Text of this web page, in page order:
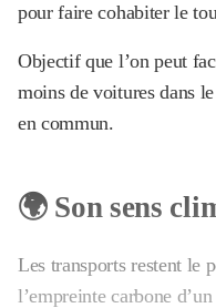
pour faire cohabiter le
Objectif que l’on peut
moins de voitures dans
en commun.
🌍 Son sens
Les transports restent le
l’empreinte carbone